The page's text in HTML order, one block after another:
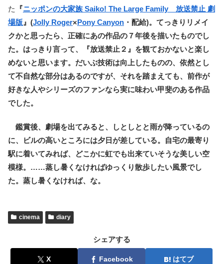
た
『ニッポンの大家族 Saiko! The Large Family 放送禁止 劇
場版 』(Jolly Roger×Pony Canyon ・配給)。てっきりリメイ
クかと思ったら、正確にあの作品の７年後を描いたものでし
た。はっきり言って、『放送禁止２』を観ておかないと楽し
めないと思います。だいぶ技術は向上したものの、依然とし
て不自然な部分はあるのですが、それを踏まえても、前作が
好きな人やシリーズのファンなら実に味わい甲斐のある作品
でした。
鑑賞後、劇場を出てみると、しとしとと雨が降っているの
に、ビルの高いところには夕日が差している。自宅の最寄り
駅に着いてみれば、どこかに虹でも出来ていそうな美しい空
模様。……蒸し暑くなければゆっくり散歩したい風景でし
た。蒸し暑くなければ、な。
cinema diary
シェアする
X Facebook はてブ